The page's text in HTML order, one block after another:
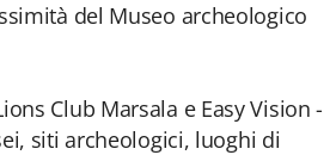
del Museo archeologico
Club Marsala e Easy Vision -
siti archeologici, luoghi di